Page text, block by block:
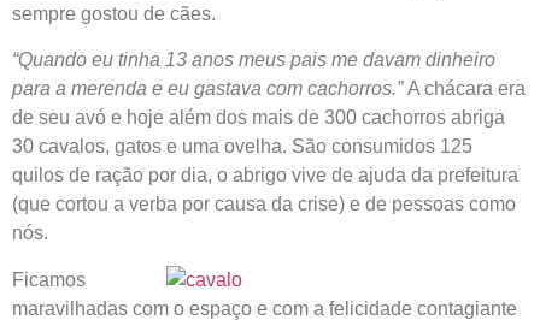
sempre gostou de cães.
“Quando eu tinha 13 anos meus pais me davam dinheiro
para a merenda e eu gastava com cachorros.”A chácara era
de seu avó e hoje além dos mais de 300 cachorros abriga
30 cavalos, gatos e uma ovelha. São consumidos 125
quilos de ração por dia, o abrigo vive de ajuda da prefeitura
(que cortou a verba por causa da crise) e de pessoas como
nós.
Ficamos
maravilhadas com o espaço e com a felicidade contagiante